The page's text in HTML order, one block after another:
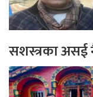
सशस्त्रका असई